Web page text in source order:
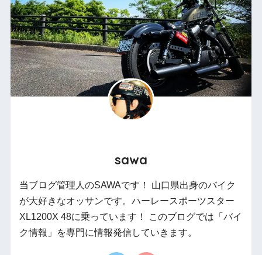
sawa
当ブログ管理人のSAWAです！ 山口県出身のバイク
が大好きなオッサンです。ハーレースポーツスター
XL1200X 48に乗っています！ このブログでは「バイ
ク情報」を専門に情報発信していきます。